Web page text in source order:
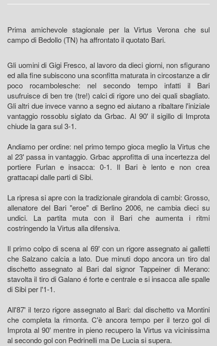
Prima amichevole stagionale per la Virtus Verona che sul
campo di Bedollo (TN) ha affrontato il quotato Bari.
Gli uomini di Gigi Fresco, al lavoro da dieci giorni, non sfigurano
ed alla fine subiscono una sconfitta maturata in circostanze a dir
poco rocambolesche: nel secondo tempo infatti il Bari
usufruisce di ben tre (tre!) calci di rigore uno dei quali sbagliato.
Gli altri due invece vanno a segno ed aiutano a ribaltare l'iniziale
vantaggio rossoblu siglato da Grbac. Al 90' il sigillo di Improta
chiude la gara sul 3-1.
Andiamo per ordine: nel primo tempo gioca meglio la Virtus che
al 23' passa in vantaggio. Grbac approfitta di una incertezza del
portiere Furlan e insacca: 0-1. Il Bari è lento e non crea
grattacapi dalle parti di Sibi.
La ripresa si apre con la tradizionale girandola di cambi: Grosso,
allenatore del Bari "eroe" di Berlino 2006, ne cambia dieci su
undici. La partita muta con il Bari che aumenta i ritmi
costringendo la Virtus alla difensiva.
Il primo colpo di scena al 69' con un rigore assegnato ai galletti
che Salzano calcia a lato. Due minuti dopo ancora un tiro dal
dischetto assegnato al Bari dal signor Tappeiner di Merano:
stavolta il tiro di Galano é forte e centrale e si insacca alle spalle
di Sibi per l'1-1.
All'87' il terzo rigore assegnato al Bari: dal dischetto va Montini
che completa la rimonta. C'è ancora tempo per il terzo gol di
Improta al 90' mentre in pieno recupero la Virtus va vicinissima
al secondo gol con Pedrinelli ma De Lucia si supera.